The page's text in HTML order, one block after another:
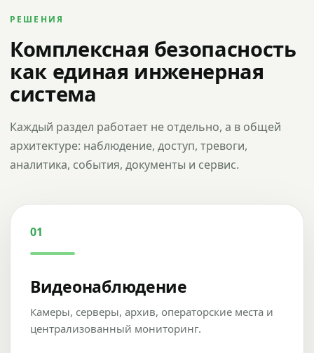
РЕШЕНИЯ
Комплексная безопасность
как единая инженерная
система
Каждый раздел работает не отдельно, а в общей
архитектуре: наблюдение, доступ, тревоги,
аналитика, события, документы и сервис.
01
Видеонаблюдение
Камеры, серверы, архив, операторские места и
централизованный мониторинг.